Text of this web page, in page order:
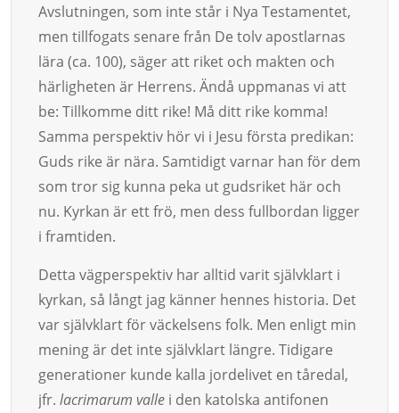
Avslutningen, som inte står i Nya Testamentet,
men tillfogats senare från De tolv apostlarnas
lära (ca. 100), säger att riket och makten och
härligheten är Herrens. Ändå uppmanas vi att
be: Tillkomme ditt rike! Må ditt rike komma!
Samma perspektiv hör vi i Jesu första predikan:
Guds rike är nära. Samtidigt varnar han för dem
som tror sig kunna peka ut gudsriket här och
nu. Kyrkan är ett frö, men dess fullbordan ligger
i framtiden.
Detta vägperspektiv har alltid varit självklart i
kyrkan, så långt jag känner hennes historia. Det
var självklart för väckelsens folk. Men enligt min
mening är det inte självklart längre. Tidigare
generationer kunde kalla jordelivet en tåredal,
jfr. lacrimarum valle i den katolska antifonen